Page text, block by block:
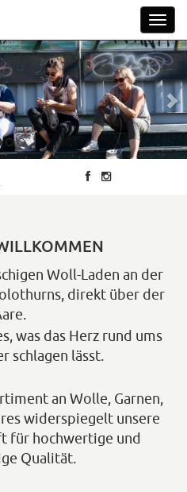
Woll-Laden an der
direkt über der
was das Herz rund ums
schlagen lässt.
an Wolle, Garnen,
widerspiegelt unsere
für hochwertige und
Qualität.